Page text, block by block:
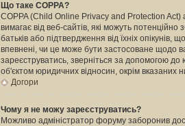
Що таке COPPA?
COPPA (Child Online Privacy and Protection Act)
вимагає від веб-сайтів, які можуть
батьків або підтвердження від їхніх
впевнені, чи це може бути застосоване щодо
зареєструватись, зверніться за допомогою
об'єктом юридичних відносин, окрім вказаних
Догори
Чому я не можу зареєструватись?
Можливо адміністратор форуму заборонив